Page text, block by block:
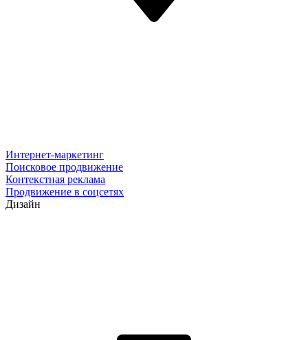
Интернет-маркетинг
Поисковое продвижение
Контекстная реклама
Продвижение в соцсетях
Дизайн